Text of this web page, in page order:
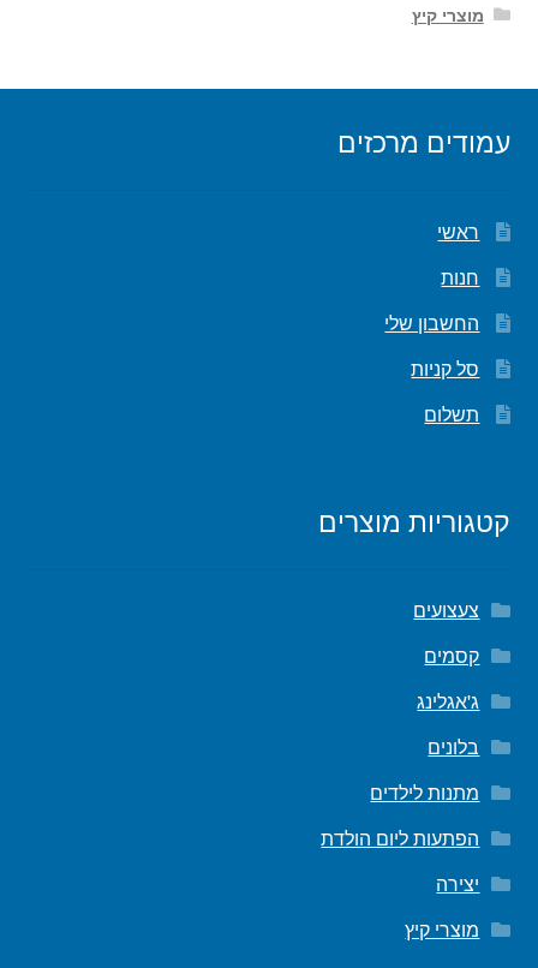
מוצרי קיץ
עמודים מרכזים
ראשי
חנות
החשבון שלי
סל קניות
תשלום
קטגוריות מוצרים
צעצועים
קסמים
ג'אגלינג
בלונים
מתנות לילדים
הפתעות ליום הולדת
יצירה
מוצרי קיץ